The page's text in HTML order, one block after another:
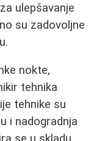
ulepšavanje
su zadovoljne
nokte,
tehnika
tehnike su
i nadogradnja